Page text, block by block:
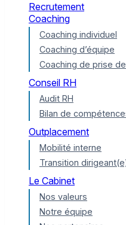
Recrutement
Coaching
Coaching individuel
Coaching d’équipe
Coaching de prise
Conseil RH
Audit RH
Bilan de
Outplacement
Mobilité interne
Transition
Le Cabinet
Nos valeurs
Notre équipe